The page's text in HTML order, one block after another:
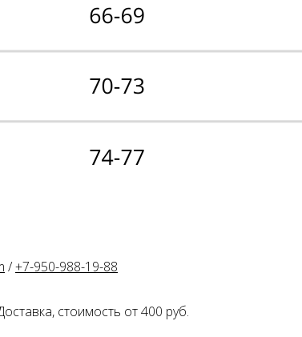
/+7-950-988-19-88
стоимость от 400 руб.
Оплата частями
— тремя платежами раз в две недели.
Через
Через